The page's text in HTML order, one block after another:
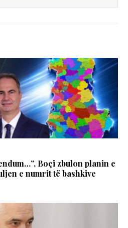
Boçi zbulon planin e
e numrit të bashkive